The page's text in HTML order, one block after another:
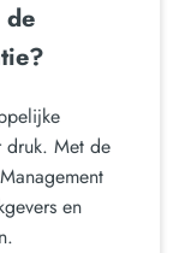
de
druk. Met de
en